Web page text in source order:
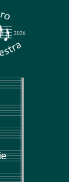
orchestra